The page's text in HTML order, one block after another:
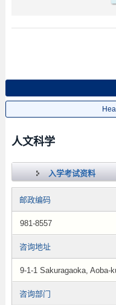
人文科学
入学考试资料
邮政编码
981-8557
咨询地址
9-1-1 Sakuragaoka, Aoba-
咨询部门